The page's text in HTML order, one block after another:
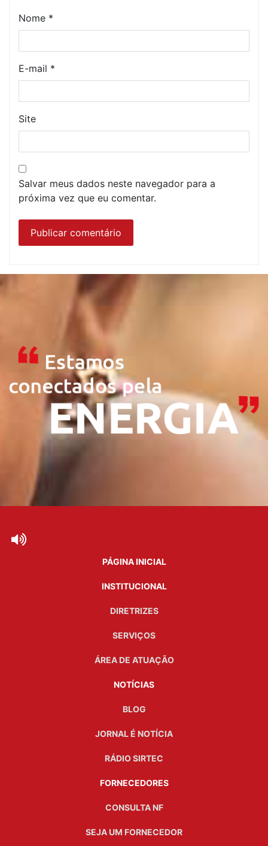
Nome *
E-mail *
Site
Salvar meus dados neste navegador para a
próxima vez que eu comentar.
PÁGINA INICIAL
INSTITUCIONAL
DIRETRIZES
SERVIÇOS
ÁREA DE ATUAÇÃO
NOTÍCIAS
BLOG
JORNAL É NOTÍCIA
RÁDIO SIRTEC
FORNECEDORES
CONSULTA NF
SEJA UM FORNECEDOR